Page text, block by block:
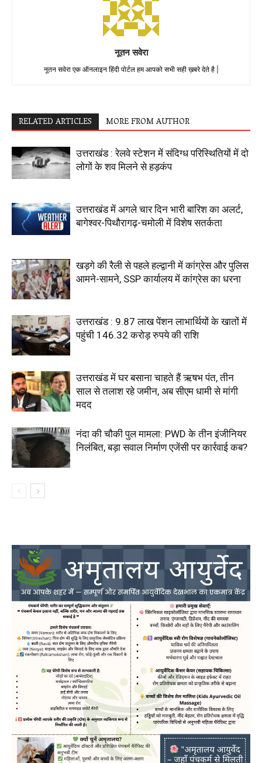
नूतन सवेरा
नूतन सवेरा एक ऑनलाइन हिंदी पोर्टल हम आपको सभी सही ख़बरे देते है |
RELATED ARTICLES MORE FROM AUTHOR
उत्तराखंड : रेलवे स्टेशन में संदिग्ध परिस्थितियों में दो
लोगों के शव मिलने से हड़कंप
उत्तराखंड में अगले चार दिन भारी बारिश का अलर्ट,
बागेश्वर-पिथौरागढ़-चमोली में विशेष सतर्कता
खड़गे की रैली से पहले हल्द्वानी में कांग्रेस और पुलिस
आमने-सामने, SSP कार्यालय में कांग्रेस का धरना
उत्तराखंड : 9.87 लाख पेंशन लाभार्थियों के खातों में
पहुंची 146.32 करोड़ रुपये की राशि
उत्तराखंड में घर बसाना चाहते हैं ऋषभ पंत, तीन
साल से तलाश रहे जमीन, अब सीएम धामी से मांगी
मदद
नंदा की चौकी पुल मामला: PWD के तीन इंजीनियर
निलंबित, बड़ा सवाल निर्माण एजेंसी पर कार्रवाई कब?